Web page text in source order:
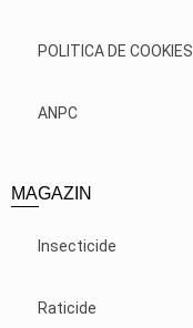
POLITICA DE COOKIES
ANPC
MAGAZIN
Insecticide
Raticide